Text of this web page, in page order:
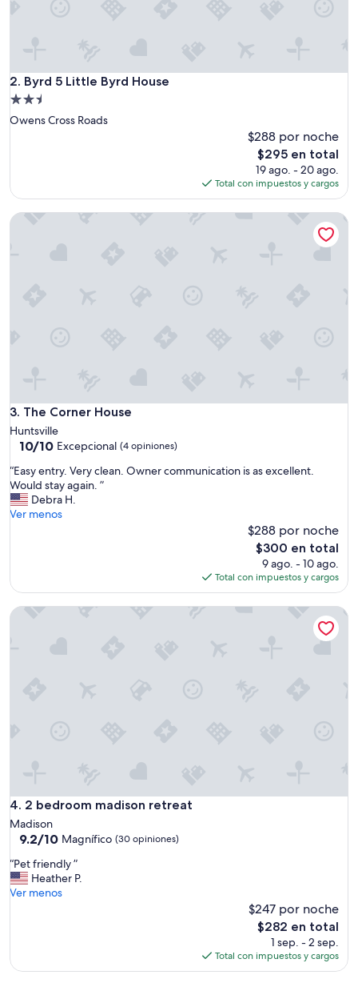
2. Byrd 5 Little Byrd House
Byrd 5 Little Byrd House
Propiedad
de
Owens Cross Roads
$288 por noche
El
precio
actual
es
de
$295 en total
19 ago. - 20 ago.
Total con impuestos y cargos
3. The Corner House
The Corner House
Huntsville
10.0
10,
Excepcional,
(4
opiniones)
10/10 Excepcional (4 opiniones)
“
E
a
s
r
.
n
r
o
m
m
a
“Easy entry. Very clean. Owner communication is as excellent.
Would stay again. ”
Debra H.
Ver menos
$288 por noche
El
precio
actual
es
de
$300 en total
9 ago. - 10 ago.
Total con impuestos y cargos
The Corner House
4. 2 bedroom madison retreat
2 bedroom madison retreat
Madison
9.2
10,
Magnífico,
(30
9.2/10 Magnífico (30 opiniones)
“
P
e
e
“Pet friendly ”
Heather P.
Ver menos
$247 por noche
El
precio
actual
es
$282 en total
1 sep. - 2 sep.
Total con impuestos y cargos
2 bedroom madison retreat